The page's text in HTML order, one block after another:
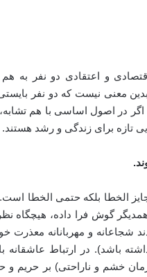
و اعتقادی دو نفر به هم
معنی نیست که دو نفر
در اصول اساسی با هم
تازه برای زندگی و رشد هستند.
الخطا بلکه حتمی الخطا
گوش فرا داده، هیچگاه
شجاعانه و مهربانانه معذرت
باشد). در ارتباط عاشقانه با
خشم و ناراحتی) بر حریم